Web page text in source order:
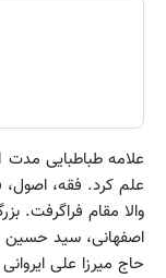
علامه طباطبایی مدت 11 سال در کنار مرقد
علم کرد. فقه، اصول،
والا مقام فراگرفت.
اصفهانی، سید حسین
حاج میرزا علی